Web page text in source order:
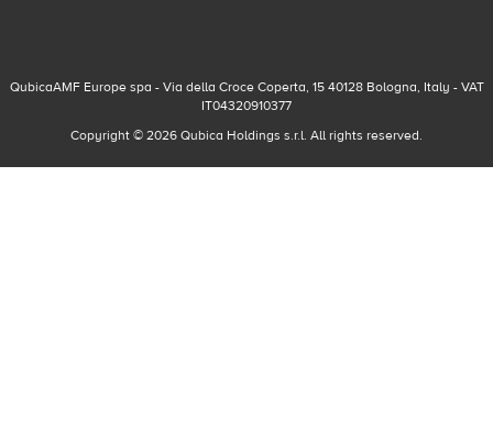
QubicaAMF Europe spa - Via della Croce Coperta, 15 40128 Bologna, Italy - VAT
IT04320910377
Copyright © 2026 Qubica Holdings s.r.l. All rights reserved.